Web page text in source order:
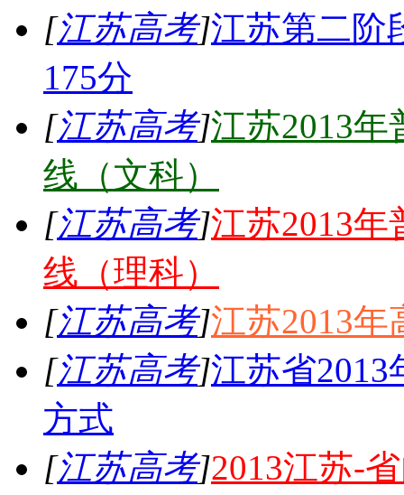
[江苏高考]江苏第二阶
175分
[江苏高考]江苏2013
线（文科）
[江苏高考]江苏2013
线（理科）
[江苏高考]江苏2013
[江苏高考]江苏省
方式
[江苏高考]2013江苏-